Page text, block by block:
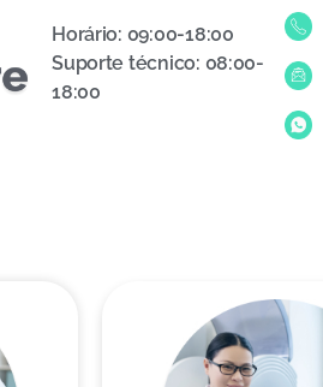
Horário: 09:00-18:00
Suporte técnico: 08:00-
18:00